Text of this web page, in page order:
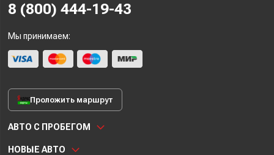
8 (800) 444-19-43
Мы принимаем:
Проложить маршрут
АВТО С ПРОБЕГОМ
НОВЫЕ АВТО